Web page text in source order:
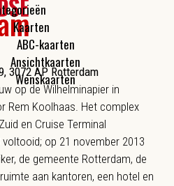
Kaarten
ABC-kaarten
Ansichtkaarten
Wenskaarten
3072 AP Rotterdam
op de Wilhelminapier in
Rem Koolhaas. Het complex
en Cruise Terminal
op 21 november 2013
de gemeente Rotterdam, de
aan kantoren, een hotel en